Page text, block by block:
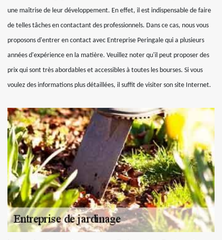
une maîtrise de leur développement. En effet, il est indispensable de faire
de telles tâches en contactant des professionnels. Dans ce cas, nous vous
proposons d'entrer en contact avec Entreprise Peringale qui a plusieurs
années d'expérience en la matière. Veuillez noter qu'il peut proposer des
prix qui sont très abordables et accessibles à toutes les bourses. Si vous
voulez des informations plus détaillées, il suffit de visiter son site Internet.